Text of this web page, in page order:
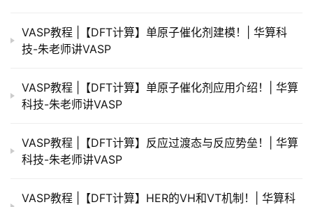
VASP教程 |【DFT计算】单原子催化剂建模！| 华算科
技-朱老师讲VASP
VASP教程 |【DFT计算】单原子催化剂应用介绍！| 华算
科技-朱老师讲VASP
VASP教程 |【DFT计算】反应过渡态与反应势垒！| 华算
科技-朱老师讲VASP
VASP教程 |【DFT计算】HER的VH和VT机制！| 华算科